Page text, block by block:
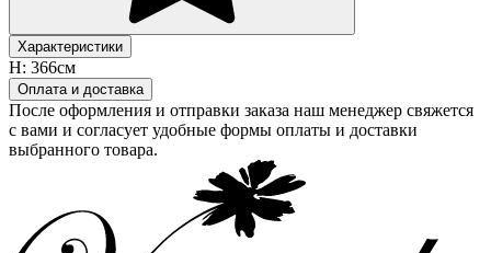
Характеристики
H: 366см
Оплата и доставка
После оформления и отправки заказа наш менеджер свяжется
с вами и согласует удобные формы оплаты и доставки
выбранного товара.